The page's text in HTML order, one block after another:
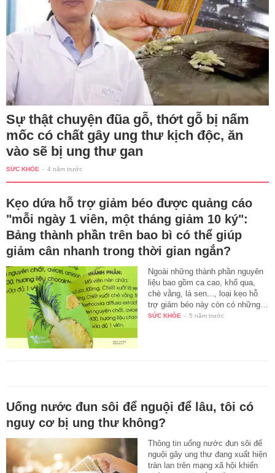
Sự thật chuyện đũa gỗ, thớt gỗ bị nấm
mốc có chất gây ung thư kịch độc, ăn
vào sẽ bị ung thư gan
SỨC KHỎE - 4 năm trước
Kẹo dứa hỗ trợ giảm béo được quảng cáo
"mỗi ngày 1 viên, một tháng giảm 10 ký":
Bảng thành phần trên bao bì có thể giúp
giảm cân nhanh trong thời gian ngắn?
Ngoài những thành phần nguyên
liệu bao gồm ca cao, khổ qua,
chè vằng, lá sen..., loại kẹo hỗ
trợ giảm béo này còn có những…
SỨC KHỎE - 5 năm trước
Uống nước đun sôi để nguội để lâu, tôi có
nguy cơ bị ung thư không?
Thông tin uống nước đun sôi để
nguội gây ung thư đang xuất hiện
tràn lan trên mạng xã hội khiến